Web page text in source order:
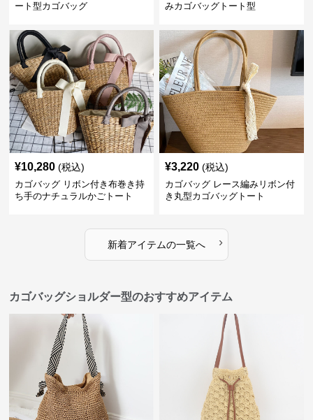
ート型カゴバッグ
みカゴバッグトート型
¥10,280 (税込)
カゴバッグ リボン付き布巻き持
ち手のナチュラルかごトート
¥3,220 (税込)
カゴバッグ レース編みリボン付
き丸型カゴバッグトート
新着アイテムの一覧へ ›
カゴバッグショルダー型のおすすめアイテム